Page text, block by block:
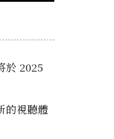
於 2025
的視聽體